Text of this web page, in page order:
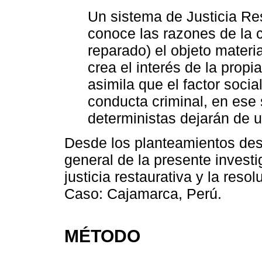
Un sistema de Justicia
conoce las razones de la
reparado) el objeto
crea el interés de la
asimila que el factor
conducta criminal, en
deterministas dejarán de
Desde los planteamientos
general de la presente
justicia restaurativa y la
Caso: Cajamarca, Perú.
MÉTODO